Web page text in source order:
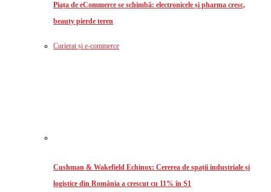
Piața de eCommerce se schimbă: electronicele și pharma cresc,
beauty pierde teren
Curierat și e-commerce
Cushman & Wakefield Echinox: Cererea de spații industriale și
logistice din România a crescut cu 11% în S1